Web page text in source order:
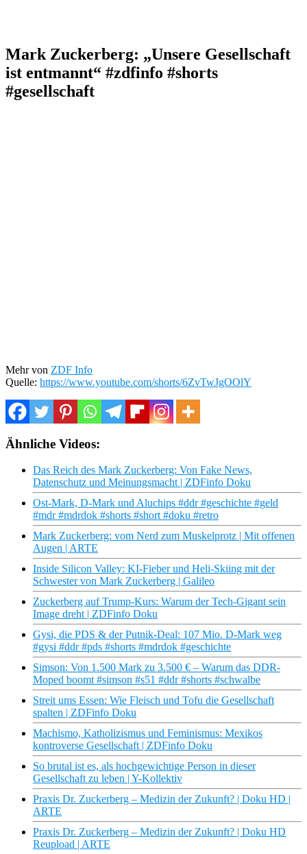
Mark Zuckerberg: „Unsere Gesellschaft
ist entmannt“ #zdfinfo #shorts
#gesellschaft
Mehr von ZDF Info
Quelle: https://www.youtube.com/shorts/6ZvTwJgOOlY
Ähnliche Videos:
Das Reich des Mark Zuckerberg: Von Fake News,
Datenschutz und Meinungsmacht | ZDFinfo Doku
Ost-Mark, D-Mark und Aluchips #ddr #geschichte #geld
#mdr #mdrdok #shorts #short #doku #retro
Mark Zuckerberg: vom Nerd zum Muskelprotz | Mit offenen
Augen | ARTE
Inside Silicon Valley: KI-Fieber und Heli-Skiing mit der
Schwester von Mark Zuckerberg | Galileo
Zuckerberg auf Trump-Kurs: Warum der Tech-Gigant sein
Image dreht | ZDFinfo Doku
Gysi, die PDS & der Putnik-Deal: 107 Mio. D-Mark weg
#gysi #ddr #pds #shorts #mdrdok #geschichte
Simson: Von 1.500 Mark zu 3.500 € – Warum das DDR-
Moped boomt #simson #s51 #ddr #shorts #schwalbe
Streit ums Essen: Wie Fleisch und Tofu die Gesellschaft
spalten | ZDFinfo Doku
Machismo, Katholizismus und Feminismus: Mexikos
kontroverse Gesellschaft | ZDFinfo Doku
So brutal ist es, als hochgewichtige Person in dieser
Gesellschaft zu leben | Y-Kollektiv
Praxis Dr. Zuckerberg – Medizin der Zukunft? | Doku HD |
ARTE
Praxis Dr. Zuckerberg – Medizin der Zukunft? | Doku HD
Reupload | ARTE